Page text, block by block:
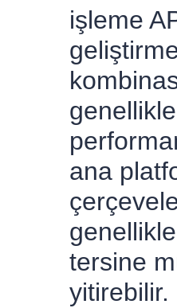
işleme
ana
tersine
yitirebilir.